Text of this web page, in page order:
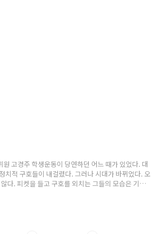
돈벌이 수단으로 만들려는 이들이 있기 때문이다.
고경주 학생운동이 당연하던 어느 때가 있었다. 대
치적 구호들이 내걸렸다. 그러나 시대가 바뀌었다. 오
다. 피켓을 들고 구호를 외치는 그들의 모습은 기사가
그들을 비판하고, 또 일부는 ‘운동권 스펙을 쌓기 위